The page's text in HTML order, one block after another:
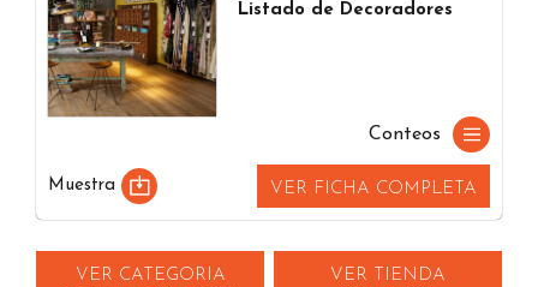
Listado de Decoradores
Conteos
Muestra VER FICHA COMPLETA
VER CATEGORIA
VER TIENDA